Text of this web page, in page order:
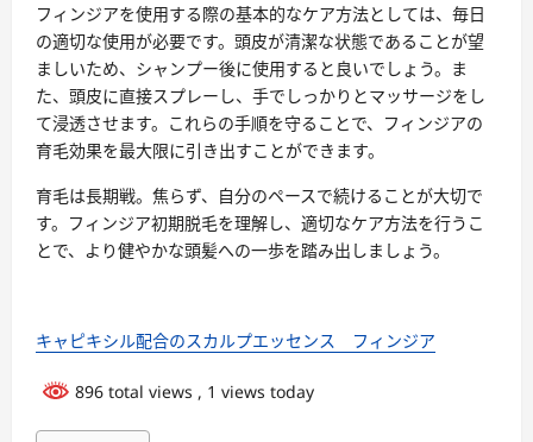
フィンジアを使用する際の基本的なケア方法としては、毎日
の適切な使用が必要です。頭皮が清潔な状態であることが望
ましいため、シャンプー後に使用すると良いでしょう。ま
た、頭皮に直接スプレーし、手でしっかりとマッサージをし
て浸透させます。これらの手順を守ることで、フィンジアの
育毛効果を最大限に引き出すことができます。
育毛は長期戦。焦らず、自分のペースで続けることが大切で
す。フィンジア初期脱毛を理解し、適切なケア方法を行うこ
とで、より健やかな頭髪への一歩を踏み出しましょう。
キャピキシル配合のスカルプエッセンス フィンジア
896 total views , 1 views today